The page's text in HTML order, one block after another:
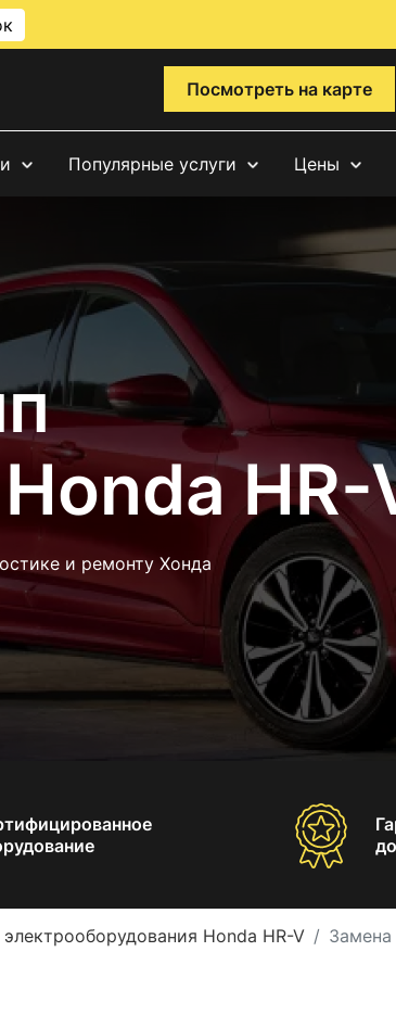
Посмотреть на карте
Популярные услуги Цены
HR-
и ремонту Хонда
Honda HR-V